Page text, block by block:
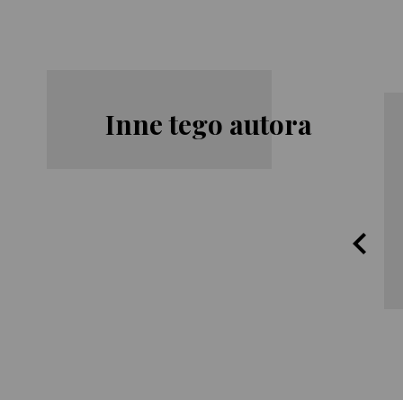
Inne tego autora
James
James